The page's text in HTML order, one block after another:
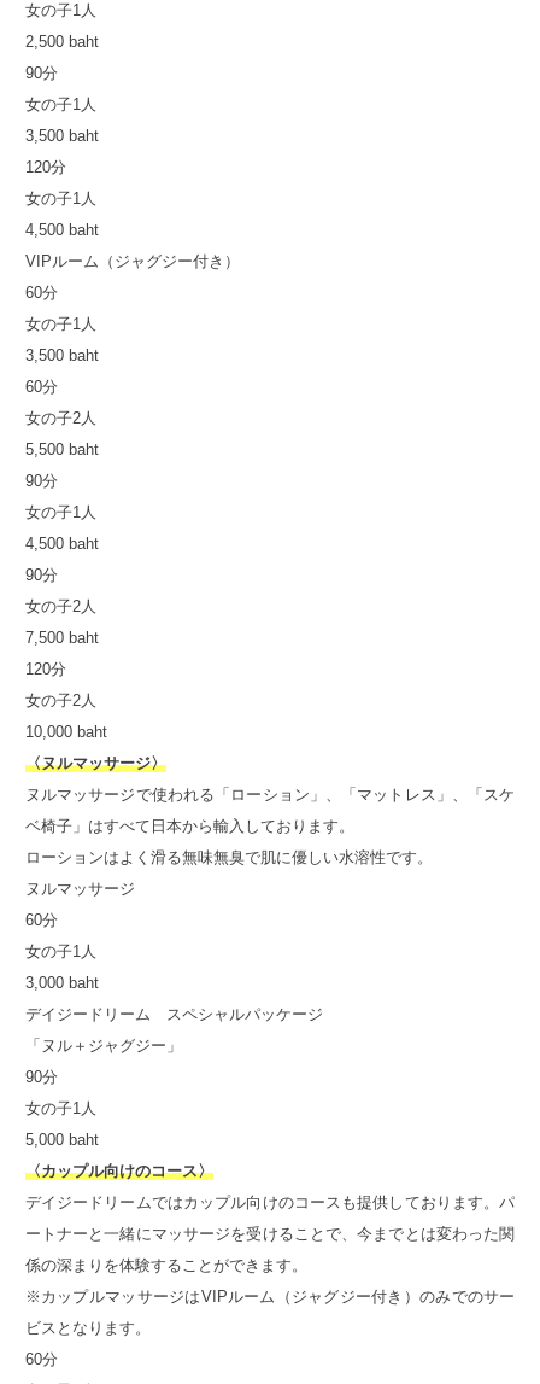
女の子1人
2,500 baht
90分
女の子1人
3,500 baht
120分
女の子1人
4,500 baht
VIPルーム（ジャグジー付き）
60分
女の子1人
3,500 baht
60分
女の子2人
5,500 baht
90分
女の子1人
4,500 baht
90分
女の子2人
7,500 baht
120分
女の子2人
10,000 baht
〈ヌルマッサージ〉
ヌルマッサージで使われる「ローション」、「マットレス」、「スケ
ベ椅子」はすべて日本から輸入しております。
ローションはよく滑る無味無臭で肌に優しい水溶性です。
ヌルマッサージ
60分
女の子1人
3,000 baht
デイジードリーム スペシャルパッケージ
「ヌル＋ジャグジー」
90分
女の子1人
5,000 baht
〈カップル向けのコース〉
デイジードリームではカップル向けのコースも提供しております。パ
ートナーと一緒にマッサージを受けることで、今までとは変わった関
係の深まりを体験することができます。
※カップルマッサージはVIPルーム（ジャグジー付き）のみでのサー
ビスとなります。
60分